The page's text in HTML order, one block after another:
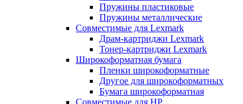
Пружины пластиковые
Пружины металлические
Совместимые для Lexmark
Драм-картриджи Lexmark
Тонер-картриджи Lexmark
Широкоформатная бумага
Пленки широкоформатные
Другое для широкоформатных
Бумага широкоформатная
Совместимые для HP